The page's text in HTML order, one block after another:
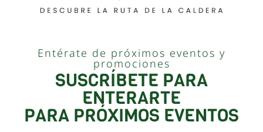
Entérate de próximos eventos y
promociones
SUSCRÍBETE PARA
ENTERARTE
PARA PRÓXIMOS EVENTOS